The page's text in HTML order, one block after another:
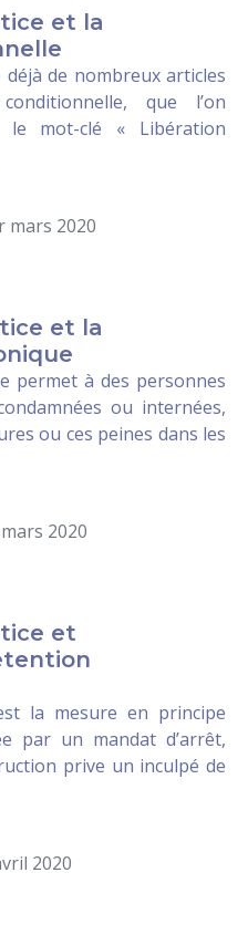
et la
déjà de nombreux articles
que l’on
le mot-clé « Libération
mars 2020
et la
permet à des personnes
ou internées,
ou ces peines dans les
2020
et
la mesure en principe
par un mandat d’arrêt,
prive un inculpé de
2020